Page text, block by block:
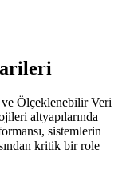
Ölçeklenebilir Veri
altyapılarında
sistemlerin
kritik bir role